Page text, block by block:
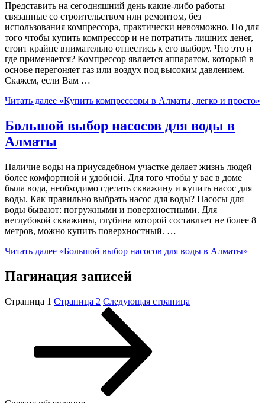
Представить на сегодняшний день какие-либо работы
связанные со строительством или ремонтом, без
использования компрессора, практически невозможно. Но для
того чтобы купить компрессор и не потратить лишних денег,
стоит крайне внимательно отнестись к его выбору. Что это и
где применяется? Компрессор является аппаратом, который в
основе перегоняет газ или воздух под высоким давлением.
Скажем, если Вам …
Читать далее «Купить компрессоры в Алматы, легко и просто»
Большой выбор насосов для воды в
Алматы
Наличие воды на приусадебном участке делает жизнь людей
более комфортной и удобной. Для того чтобы у вас в доме
была вода, необходимо сделать скважину и купить насос для
воды. Как правильно выбрать насос для воды? Насосы для
воды бывают: погружными и поверхностными. Для
неглубокой скважины, глубина которой составляет не более 8
метров, можно купить поверхностный. …
Читать далее «Большой выбор насосов для воды в Алматы»
Пагинация записей
Страница 1 Страница 2 Следующая страница